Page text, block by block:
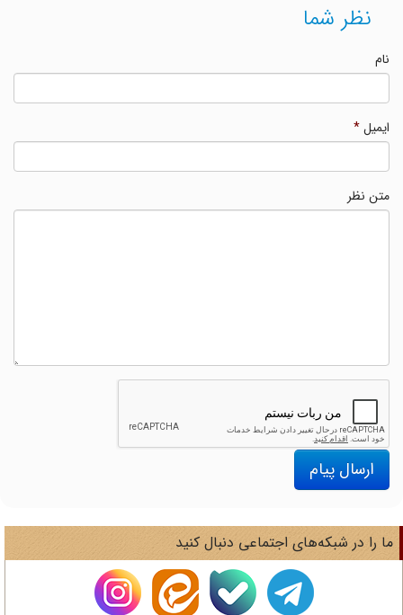
نظر شما
ایمیل*
متن نظر
ارسال پیام
را در شبکه‌های اجتماعی دنبال کنید